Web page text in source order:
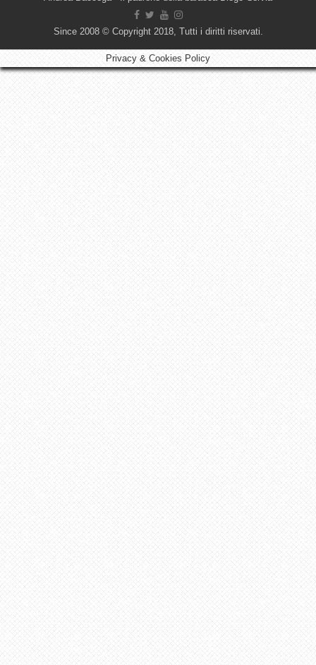
Since 2008 © Copyright 2018, Tutti i diritti riservati.
Privacy & Cookies Policy